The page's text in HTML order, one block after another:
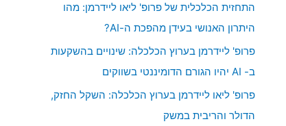
:
התחזית הכלכלית של פרופ' ליאו ליידרמן: מהו
היתרון האנושי בעידן מהפכת ה-AI?
פרופ' ליידרמן בערוץ הכלכלה: שינויים בהשקעות
ב- AI יהיו הגורם הדומיננטי בשווקים
פרופ' ליאו ליידרמן בערוץ הכלכלה: השקל החזק,
הדולר והריבית במשק